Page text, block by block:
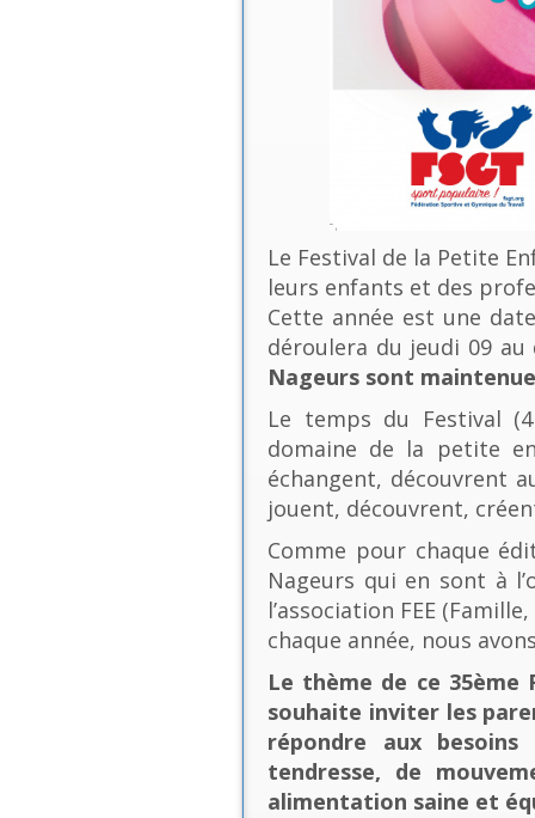
Le Festival de la Petite
leurs enfants et des
Cette année est une
déroulera du jeudi 09
Nageurs sont
Le temps du Festival
domaine de la petite
échangent, découvrent
jouent, découvrent,
Comme pour chaque
Nageurs qui en sont à
l’association FEE
chaque année, nous
Le thème de ce 35ème
souhaite inviter les
répondre aux
tendresse, de
alimentation saine et